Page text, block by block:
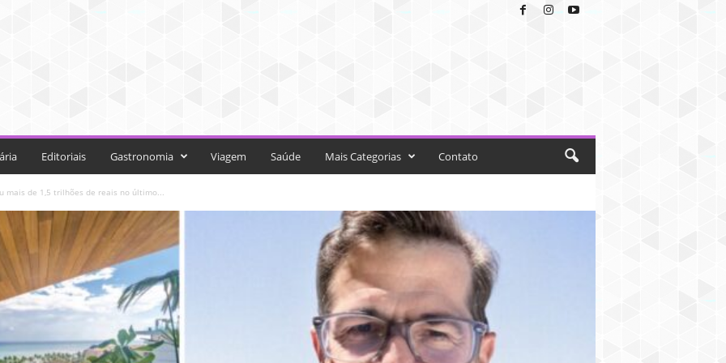
Editoriais Gastronomia Viagem Saúde Mais Categorias Contato
mais de 1,5 trilhões de reais no último...